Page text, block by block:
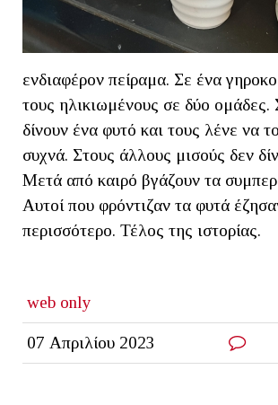
ενδιαφέρον πείραμα. Σε ένα
τους ηλικιωμένους σε δύο ομάδες.
δίνουν ένα φυτό και τους λένε να
συχνά. Στους άλλους μισούς δεν
Μετά από καιρό βγάζουν τα
Αυτοί που φρόντιζαν τα φυτά
περισσότερο. Τέλος της ιστορίας.
web only
07 Απριλίου 2023